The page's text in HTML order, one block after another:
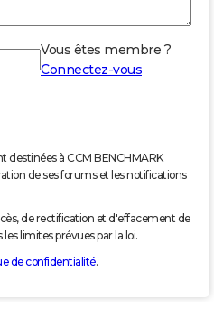
Vous êtes membre ?
Connectez-vous
destinées à CCM BENCHMARK
de ses forums et les notifications
de rectification et d'effacement de
limites prévues par la loi.
de confidentialité.